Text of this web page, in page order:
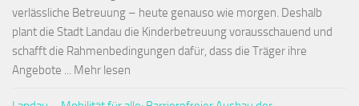
verlässliche Betreuung – heute genauso wie morgen. Deshalb
plant die Stadt Landau die Kinderbetreuung vorausschauend und
schafft die Rahmenbedingungen dafür, dass die Träger ihre
Angebote ... Mehr lesen